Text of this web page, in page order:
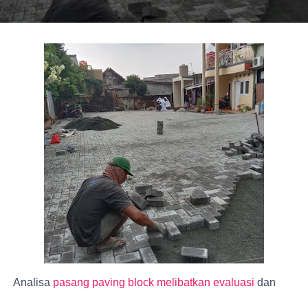
Analisa pasang paving block melibatkan evaluasi dan